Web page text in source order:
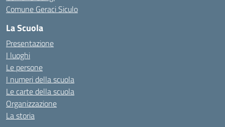
Comune Geraci Siculo
La Scuola
Presentazione
I luoghi
Le persone
I numeri della scuola
Le carte della scuola
Organizzazione
La storia